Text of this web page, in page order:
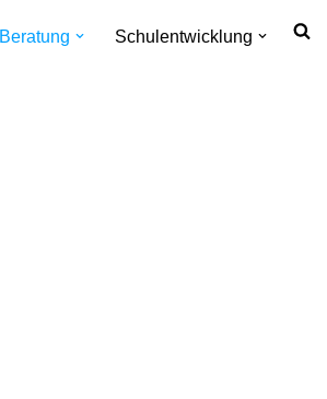
Beratung Schulentwicklung